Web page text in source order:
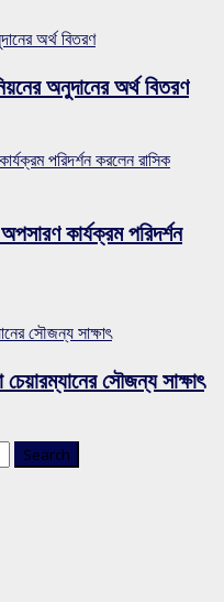
অর্থ বিতরণ
অনুদানের অর্থ বিতরণ
পরিদর্শন করলেন রাসিক
কার্যক্রম পরিদর্শন
সৌজন্য সাক্ষাৎ
সৌজন্য সাক্ষাৎ